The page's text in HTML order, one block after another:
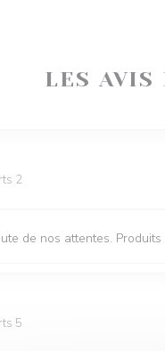
LES AVIS
2
de nos attentes.
5